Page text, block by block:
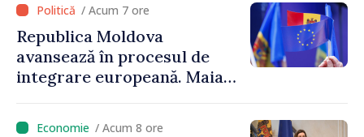
/ Acum 7 ore
Republica Moldova
avansează în procesul de
integrare europeană. Maia
niciun stat”
/ Acum 8 ore